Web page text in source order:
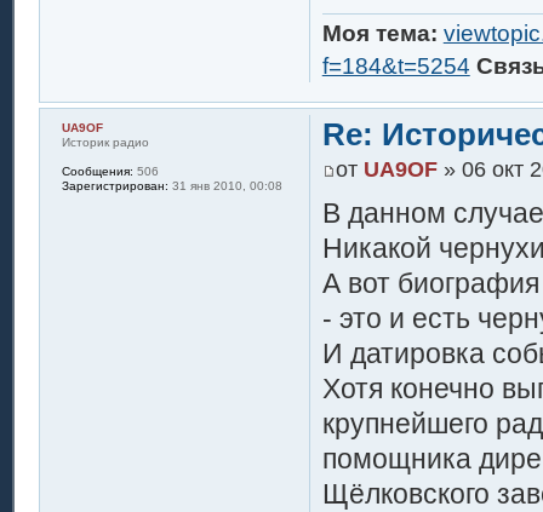
Моя тема:
f=184&t=5254
Re:
от UA9OF» 06 окт
В данном
Никакой
А вот
- это и есть
И датировка
Хотя конечно
крупнейшего
помощника
Щёлковского
UA9OF
Историк радио
Сообщения: 506
Зарегистрирован: 31 янв 2010, 00:08